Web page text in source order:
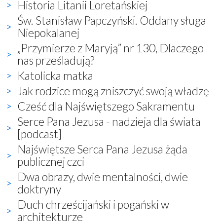
Historia Litanii Loretańskiej
Św. Stanisław Papczyński. Oddany sługa
Niepokalanej
„Przymierze z Maryją” nr 130, Dlaczego
nas prześladują?
Katolicka matka
Jak rodzice mogą zniszczyć swoją władzę
Cześć dla Najświętszego Sakramentu
Serce Pana Jezusa - nadzieja dla świata
[podcast]
Najświętsze Serca Pana Jezusa żąda
publicznej czci
Dwa obrazy, dwie mentalności, dwie
doktryny
Duch chrześcijański i pogański w
architekturze